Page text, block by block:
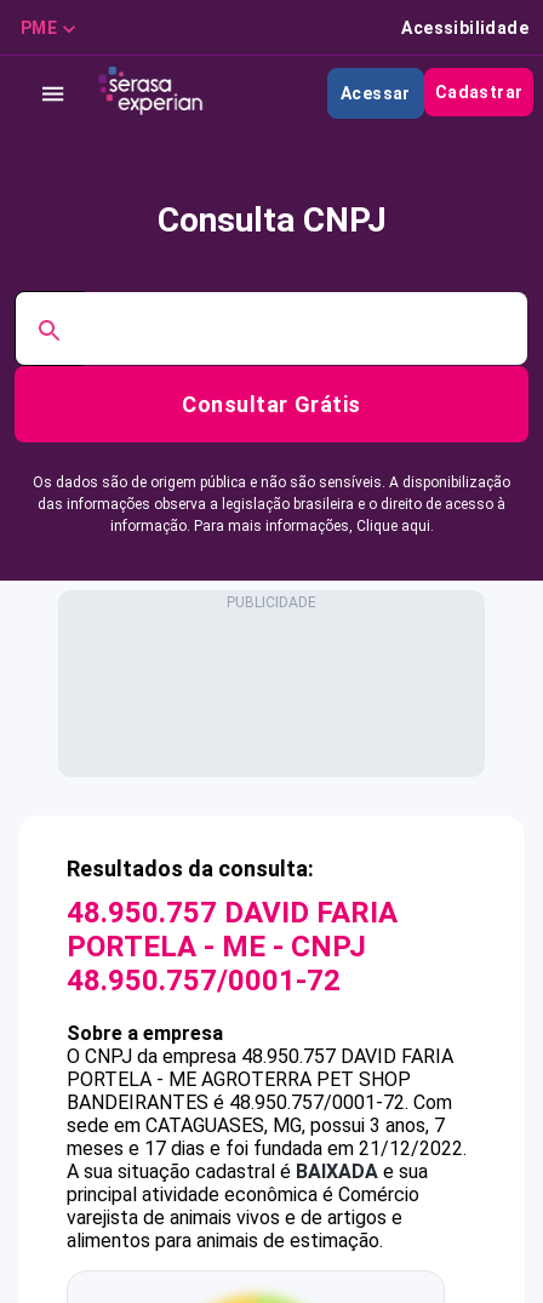
PME Acessibilidade
Acessar Cadastrar
Consulta CNPJ
Consultar Grátis
Os dados são de origem pública e não são sensíveis. A disponibilização
das informações observa a legislação brasileira e o direito de acesso à
informação. Para mais informações, Clique aqui.
Resultados da consulta:
48.950.757 DAVID FARIA
PORTELA - ME - CNPJ
48.950.757/0001-72
Sobre a empresa
O CNPJ da empresa 48.950.757 DAVID FARIA
PORTELA - ME AGROTERRA PET SHOP
BANDEIRANTES é 48.950.757/0001-72. Com
sede em CATAGUASES, MG, possui 3 anos, 7
meses e 17 dias e foi fundada em 21/12/2022.
A sua situação cadastral é BAIXADA e sua
principal atividade econômica é Comércio
varejista de animais vivos e de artigos e
alimentos para animais de estimação.